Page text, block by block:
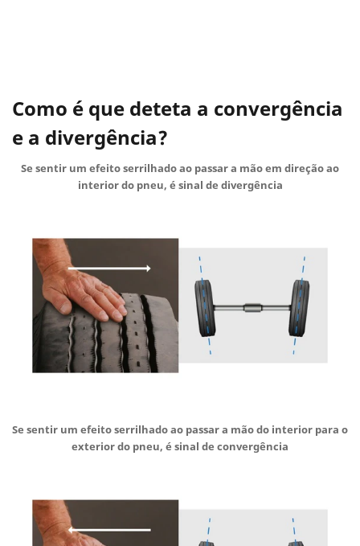
Como é que deteta a convergência
e a divergência?
Se sentir um efeito serrilhado ao passar a mão em direção ao
interior do pneu, é sinal de divergência
Se sentir um efeito serrilhado ao passar a mão do interior para o
exterior do pneu, é sinal de convergência